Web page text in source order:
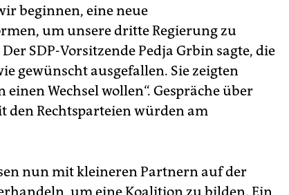
beginnen, eine neue
um unsere dritte Regierung zu
SDP-Vorsitzende Pedja Grbin sagte, die
gewünscht ausgefallen. Sie zeigten
einen Wechsel wollen“. Gespräche über
den Rechtsparteien würden am
nun mit kleineren Partnern auf der
um eine Koalition zu bilden. Ein